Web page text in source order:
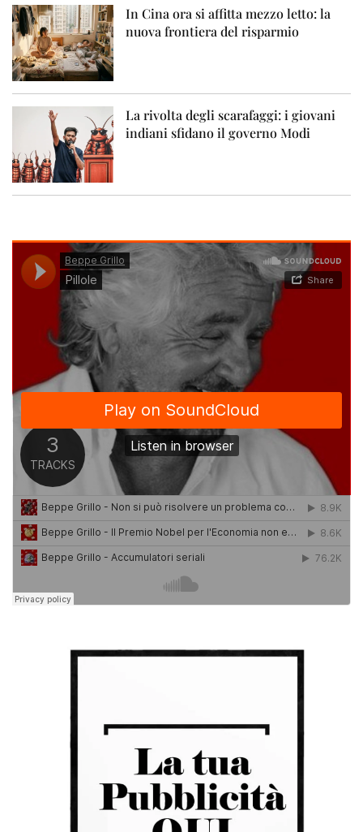
In Cina ora si affitta mezzo letto: la
nuova frontiera del risparmio
La rivolta degli scarafaggi: i giovani
indiani sfidano il governo Modi